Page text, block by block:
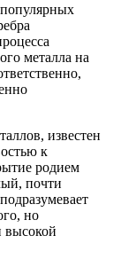
металла на
известен
к
родием
почти
но
высокой